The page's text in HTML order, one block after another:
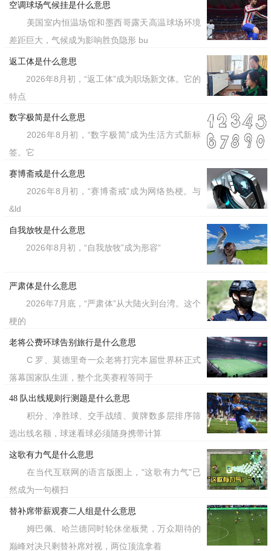
空调球场气候挂是什么意思
美国室内恒温场馆和墨西哥露天高温球场环境
差距巨大，气候成为影响胜负隐形 bu
返工体是什么意思
2026年8月初，“返工体”成为职场新文体。它的
特点
数字极简是什么意思
2026年8月初，“数字极简”成为生活方式新标
签。它
赛博斋戒是什么意思
2026年8月初，“赛博斋戒”成为网络热梗。与
&ld
自我放牧是什么意思
2026年8月初，“自我放牧”成为形容“
严肃体是什么意思
2026年7月底，“严肃体”从大陆火到台湾。这个
梗的
老将公费环球告别旅行是什么意思
C 罗、莫德里奇一众老将打完本届世界杯正式
落幕国家队生涯，整个北美赛程等同于
48 队出线规则行测题是什么意思
积分、净胜球、交手战绩、黄牌数多层排序筛
选出线名额，球迷看球必须随身携带计算
这歌有力气是什么意思
在当代互联网的语言版图上，"这歌有力气"已
然成为一句横扫
替补席带薪观赛二人组是什么意思
姆巴佩、哈兰德同时轮休坐板凳，万众期待的
巅峰对决只剩替补席对视，两位顶流拿着